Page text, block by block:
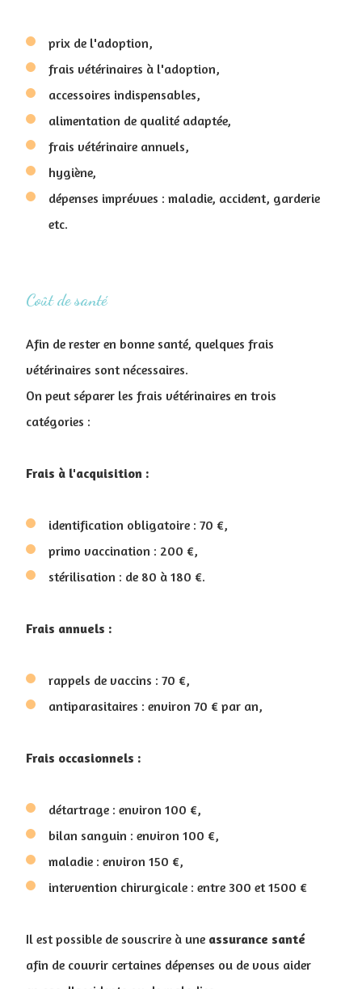
prix de l'adoption,
frais vétérinaires à l'adoption,
accessoires indispensables,
alimentation de qualité adaptée,
frais vétérinaire annuels,
hygiène,
dépenses imprévues : maladie, accident, garderie
etc.
Coût de santé
Afin de rester en bonne santé, quelques frais
vétérinaires sont nécessaires.
On peut séparer les frais vétérinaires en trois
catégories :
Frais à l'acquisition :
identification obligatoire : 70 €,
primo vaccination : 200 €,
stérilisation : de 80 à 180 €.
Frais annuels :
rappels de vaccins : 70 €,
antiparasitaires : environ 70 € par an,
Frais occasionnels :
détartrage : environ 100 €,
bilan sanguin : environ 100 €,
maladie : environ 150 €,
intervention chirurgicale : entre 300 et 1500 €
Il est possible de souscrire à une assurance santé
afin de couvrir certaines dépenses ou de vous aider